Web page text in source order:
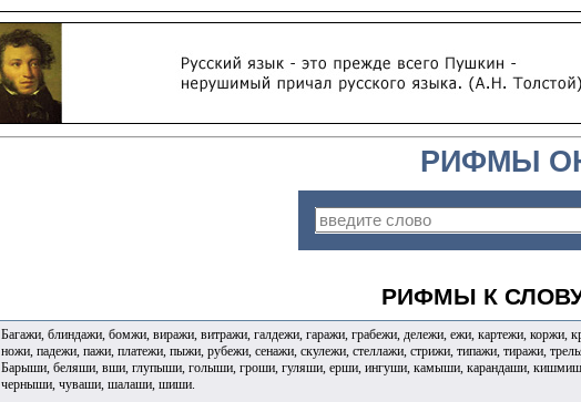
РИФМЫ
РИФМЫ К
Багажи, блиндажи, бомжи, виражи, витражи, галдежи, гаражи, грабежи, дележи, ежи, картежи,
ножи, падежи, пажи, платежи, пыжи, рубежи, сенажи, скулежи, стеллажи, стрижи, типажи, тиражи,
Барыши, беляши, вши, глупыши, голыши, гроши, гуляши, ерши, ингуши, камыши, карандаши,
черныши, чуваши, шалаши, шиши.